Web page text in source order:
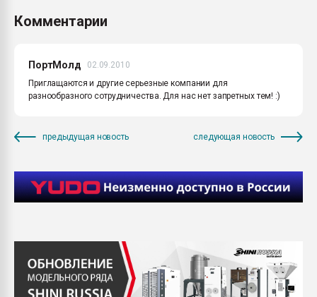
Комментарии
ПортМолд
02.09.2010
Приглащаются и другие серьезные компании для
разнообразного сотрудничества. Для нас нет запретных тем! :)
предыдущая новость следующая новость